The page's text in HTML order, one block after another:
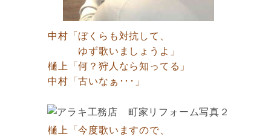
中村「ぼくらも対抗して、
ゆず歌いましょうよ」
樋上「何？狩人なら知ってる」
中村「古いなぁ･･･」
樋上「今度歌いますので、